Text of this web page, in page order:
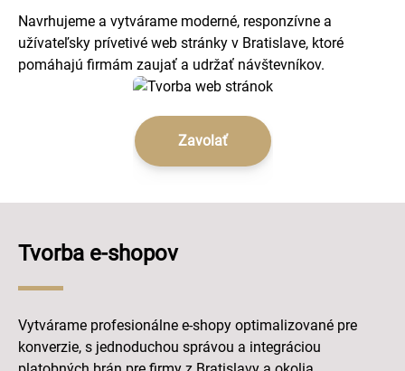
Zavolať
Navrhujeme a vytvárame moderné, responzívne a
užívateľsky prívetivé web stránky v Bratislave, ktoré
pomáhajú firmám zaujať a udržať návštevníkov.
Tvorba e-shopov
Vytvárame profesionálne e-shopy optimalizované pre
konverzie, s jednoduchou správou a integráciou